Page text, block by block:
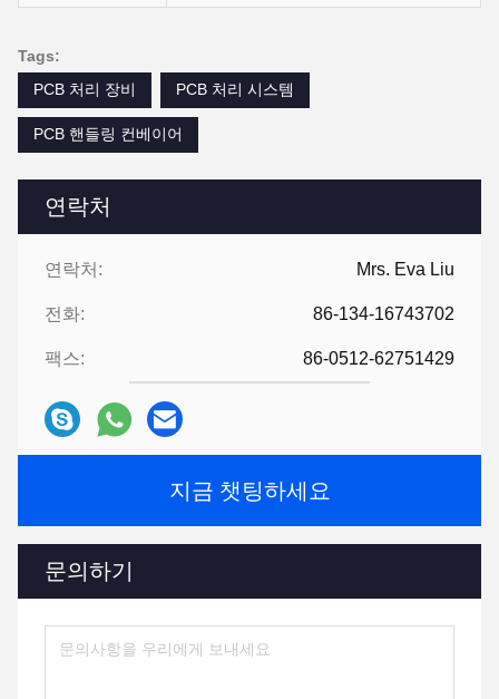
연락처
연락처: Mrs. Eva Liu
전화: 86-134-16743702
팩스: 86-0512-62751429
지금 챗팅하세요
문의하기
Tags:
PCB 처리 장비
PCB 처리 시스템
PCB 핸들링 컨베이어